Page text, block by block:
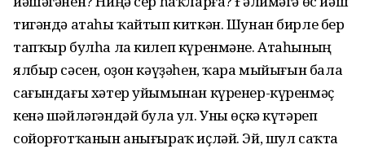
тигәндә атаһы ҡайтып киткән. Шунан бирле бер
тапҡыр булһа ла килеп күренмәне. Атаһының
ялбыр сәсен, оҙон кәүҙәһен, ҡара мыйығын бала
сағындағы хәтер уйымынан күренер-күренмәҫ
кенә шәйләгәндәй була ул. Уны өҫкә күтәреп
сойорғотҡанын анығыраҡ иҫләй. Эй, шул саҡта